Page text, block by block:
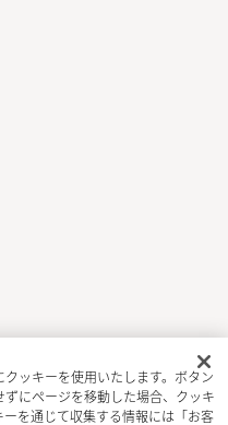
録
ッキーを使用いたします。ボタン
にページを移動した場合、クッキ
を通じて収集する情報には「お客